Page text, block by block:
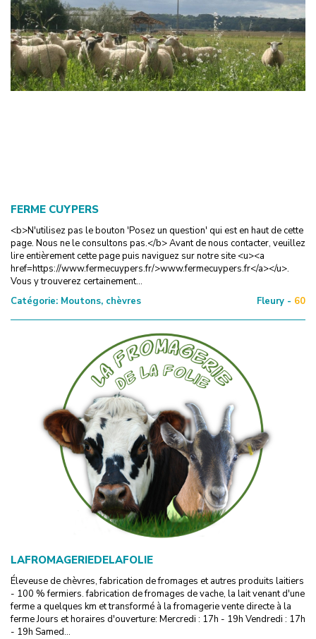
FERME CUYPERS
<b>N'utilisez pas le bouton 'Posez un question' qui est en haut de cette
page. Nous ne le consultons pas.</b> Avant de nous contacter, veuillez
lire entièrement cette page puis naviguez sur notre site <u><a
href=https://www.fermecuypers.fr/>www.fermecuypers.fr</a></u>.
Vous y trouverez certainement...
Catégorie: Moutons, chèvres Fleury - 60
LAFROMAGERIEDELAFOLIE
Éleveuse de chèvres, fabrication de fromages et autres produits laitiers
- 100 % fermiers. fabrication de fromages de vache, la lait venant d'une
ferme a quelques km et transformé à la fromagerie vente directe à la
ferme Jours et horaires d'ouverture: Mercredi : 17h - 19h Vendredi : 17h
- 19h Samed...